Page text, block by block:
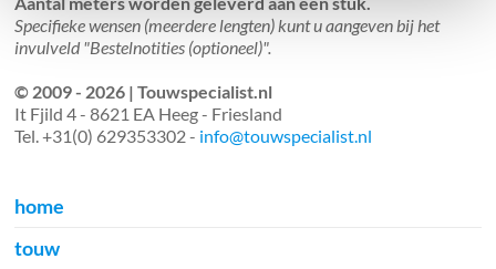
Specifieke wensen (meerdere lengten) kunt u aangeven bij het
invulveld "Bestelnotities (optioneel)".
© 2009 - 2026 | Touwspecialist.nl
It Fjild 4 - 8621 EA Heeg - Friesland
Tel. +31(0) 629353302 - info@touwspecialist.nl
home
touw